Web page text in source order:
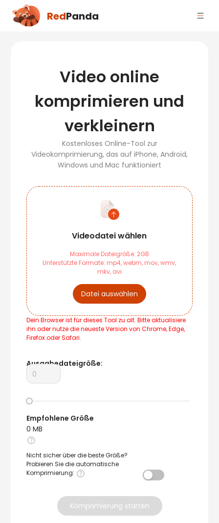
RedPanda
Video online
komprimieren und
verkleinern
Kostenloses Online-Tool zur
Videokomprimierung, das auf iPhone, Android,
Windows und Mac funktioniert
Videodatei wählen
Maximale Dateigröße: 2GB
Unterstützte Formate: mp4, webm, mov, wmv,
mkv, avi
Datei auswählen
Dein Browser ist für dieses Tool zu alt. Bitte aktualisiere
ihn oder nutze die neueste Version von Chrome, Edge,
Firefox oder Safari.
Ausgabedateigröße:
Empfohlene Größe
0 MB
Nicht sicher über die beste Größe?
Probieren Sie die automatische
Komprimierung:
Komprimierung starten